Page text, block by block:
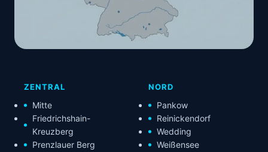
ZENTRAL
Mitte
Friedrichshain-
Kreuzberg
Prenzlauer Berg
NORD
Pankow
Reinickendorf
Wedding
Weißensee